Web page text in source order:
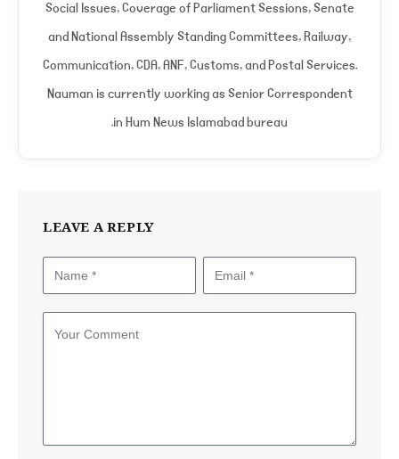
Social Issues, Coverage of Parliament Sessions, Senate
and National Assembly Standing Committees, Railway,
Communication, CDA, ANF, Customs, and Postal Services.
Nauman is currently working as Senior Correspondent
in Hum News Islamabad bureau.
LEAVE A REPLY